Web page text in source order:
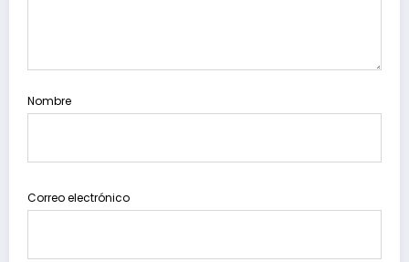
Nombre
Correo electrónico